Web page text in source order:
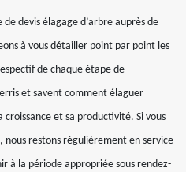
devis élagage d’arbre auprès de
à vous détailler point par point les
de chaque étape de
et savent comment élaguer
croissance et sa productivité. Si vous
restons régulièrement en service
à la période appropriée sous rendez-